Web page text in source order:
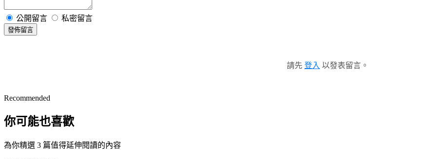
公開留言 私密留言
發佈留言
請先 登入 以發表留言。
Recommended
你可能也喜歡
為你精選 3 篇值得延伸閱讀的內容